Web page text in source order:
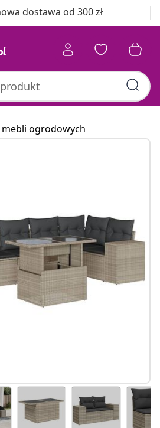
Darmowa dostawa od 300 zł
ogrodowych